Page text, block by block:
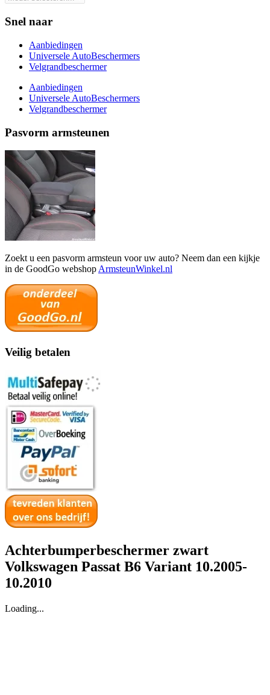
Snel naar
Aanbiedingen
Universele AutoBeschermers
Velgrandbeschermer
Aanbiedingen
Universele AutoBeschermers
Velgrandbeschermer
Pasvorm armsteunen
Zoekt u een pasvorm armsteun voor uw auto? Neem dan een kijkje
in de GoodGo webshop ArmsteunWinkel.nl
Veilig betalen
Achterbumperbeschermer zwart
Volkswagen Passat B6 Variant 10.2005-
10.2010
Loading...